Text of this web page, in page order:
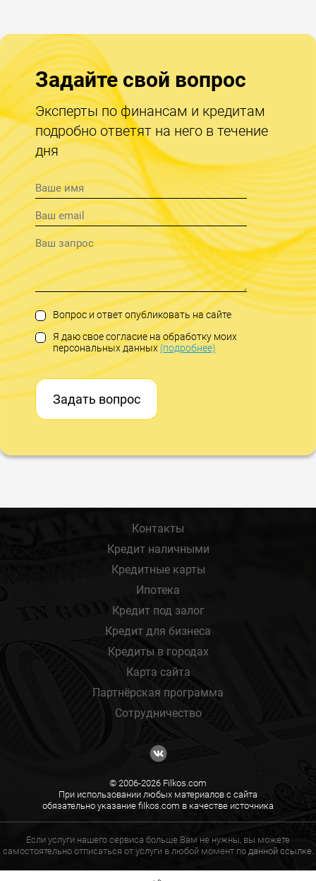
Задайте свой вопрос
Эксперты по финансам и кредитам
подробно ответят на него в течение
дня
Вопрос и ответ опубликовать на сайте
Я даю свое согласие на обработку моих
персональных данных(подробнее)
Задать вопрос
Контакты
Кредит наличными
Кредитные карты
Ипотека
Кредит под залог
Кредит для бизнеса
Кредиты в городах
Карта сайта
Партнёрская программа
Сотрудничество
© 2006-2026 Filkos.com
При использовании любых материалов с сайта
обязательно указание filkos.com в качестве источника
Если услуги нашего сервиса больше Вам не нужны, вы можете
самостоятельно отписаться от услуги в любой момент по данной ссылке.